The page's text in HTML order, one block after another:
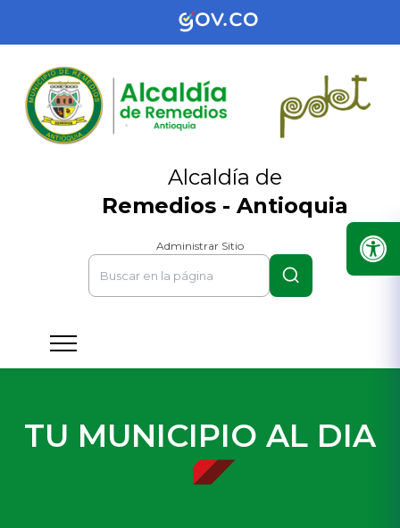
Alcaldía de
Remedios - Antioquia
Administrar Sitio
TU MUNICIPIO AL DIA